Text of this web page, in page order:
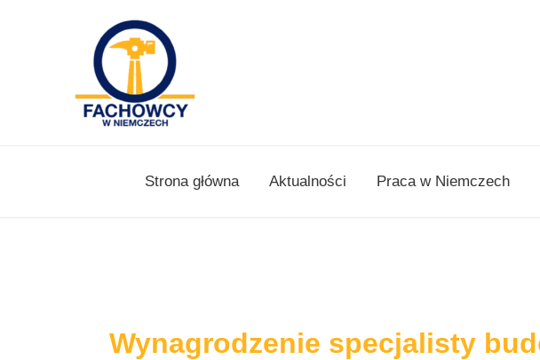
Strona główna Aktualności Praca w Niemczech
Wynagrodzenie specjalisty